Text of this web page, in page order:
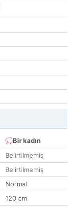
Bir kadın
Belirtilmemiş
Belirtilmemiş
Normal
120 cm